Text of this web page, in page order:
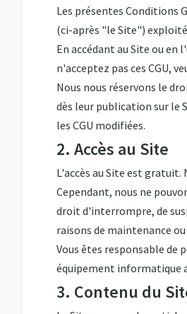
Les présentes Conditions
(ci-après "le Site")
En accédant au Site ou en
n'acceptez pas ces CGU,
Nous nous réservons le
dès leur publication sur le
les CGU modifiées.
2. Accès au Site
L'accès au Site est gratuit.
Cependant, nous ne
droit d'interrompre, de
raisons de maintenance
Vous êtes responsable de
équipement informatique
3. Contenu du